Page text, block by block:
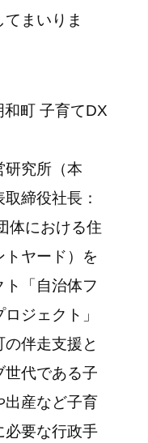
まいりま
町 子育てDX
研究所（本
締役社長：
体における住
トヤード）を
「自治体フ
ジェクト」
伴走支援と
世代である子
出産など子育
必要な行政手